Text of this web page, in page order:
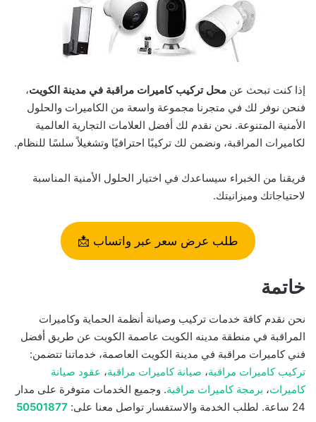
إذا كنت تبحث عن محل تركيب كاميرات مراقبة في مدينة الكويت،
فنحن نوفر لك في متجرنا مجموعة واسعة من الكاميرات والحلول
الأمنية المتنوعة. نحن نقدم لك أفضل العلامات التجارية العالمية
لكاميرات المراقبة، ونضمن لك تركيبًا احترافيًا وتشغيلاً سلسًا للنظام.
فريقنا من الخبراء سيساعدك في اختيار الحلول الأمنية المناسبة
لاحتياجاتك وميزانيتك.
طلب عرض سعر عبر واتساب 📩
خاتمة
نحن نقدم كافة خدمات تركيب وصيانة أنظمة الحماية وكاميرات
المراقبة في منطقة مدينه الكويت عاصمة الكويت عن طريق أفضل
فني كاميرات مراقبة في مدينة الكويت العاصمة، خدماتنا تتضمن:
تركيب كاميرات مراقبة، صيانة كاميرات مراقبة، عقود صيانة
كاميرات، برمجة كاميرات مراقبة. وجميع الخدمات متوفرة على مدار
24 ساعة. لطلب الخدمة والاستفسار تواصل معنا على:
50501877